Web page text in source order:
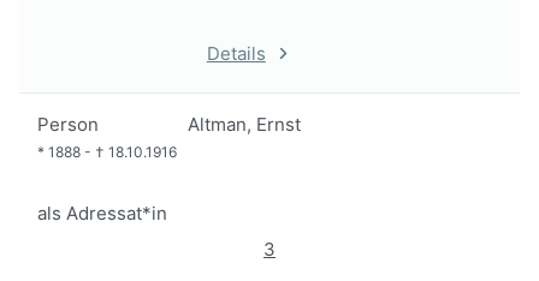
Details
Person Altman, Ernst
* 1888 - † 18.10.1916
als Adressat*in
3